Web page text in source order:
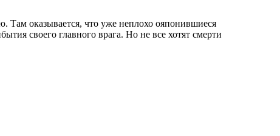
своего главного врага. Но не все хотят смерти